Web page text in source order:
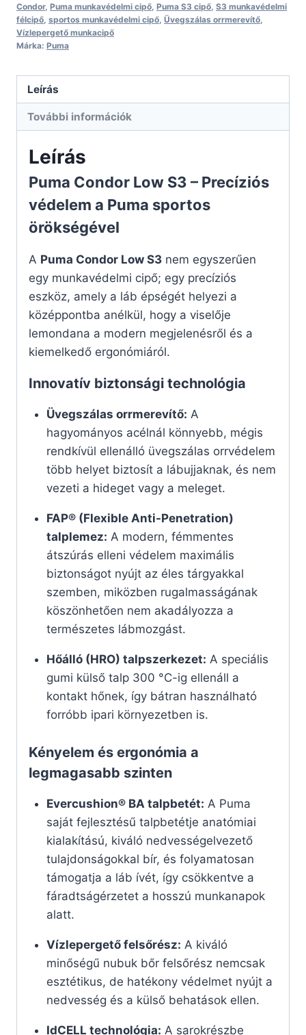
Condor, Puma munkavédelmi cipő Puma S3 cipő S3 munkavédelmi
félcipő sportos munkavédelmi cipő Üvegszálas orrmerevítő
Vízlepergető munkacipő
Márka: Puma
Leírás
További információk
Leírás
Puma Condor Low S3 – Precíziós
védelem a Puma sportos
örökségével
A Puma Condor Low S3 nem egyszerűen
egy munkavédelmi cipő; egy precíziós
eszköz, amely a láb épségét helyezi a
középpontba anélkül, hogy a viselője
lemondana a modern megjelenésről és a
kiemelkedő ergonómiáról.
Innovatív biztonsági technológia
Üvegszálas orrmerevítő: A
hagyományos acélnál könnyebb, mégis
rendkívül ellenálló üvegszálas orrvédelem
több helyet biztosít a lábujjaknak, és nem
vezeti a hideget vagy a meleget.
FAP® (Flexible Anti-Penetration)
talplemez: A modern, fémmentes
átszúrás elleni védelem maximális
biztonságot nyújt az éles tárgyakkal
szemben, miközben rugalmasságának
köszönhetően nem akadályozza a
természetes lábmozgást.
Hőálló (HRO) talpszerkezet: A speciális
gumi külső talp 300 °C-ig ellenáll a
kontakt hőnek, így bátran használható
forróbb ipari környezetben is.
Kényelem és ergonómia a
legmagasabb szinten
Evercushion® BA talpbetét: A Puma
saját fejlesztésű talpbetétje anatómiai
kialakítású, kiváló nedvességelvezető
tulajdonságokkal bír, és folyamatosan
támogatja a láb ívét, így csökkentve a
fáradtságérzetet a hosszú munkanapok
alatt.
Vízlepergető felsőrész: A kiváló
minőségű nubuk bőr felsőrész nemcsak
esztétikus, de hatékony védelmet nyújt a
nedvesség és a külső behatások ellen.
IdCELL technológia: A sarokrészbe